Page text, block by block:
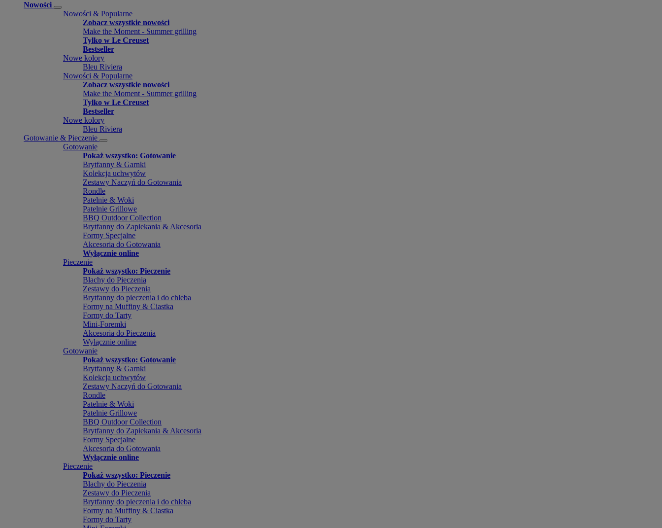
Nowości
Nowości & Popularne
Zobacz wszystkie nowości
Make the Moment - Summer grilling
Tylko w Le Creuset
Bestseller
Nowe kolory
Bleu Riviera
Nowości & Popularne
Zobacz wszystkie nowości
Make the Moment - Summer grilling
Tylko w Le Creuset
Bestseller
Nowe kolory
Bleu Riviera
Gotowanie & Pieczenie
Gotowanie
Pokaż wszystko: Gotowanie
Brytfanny & Garnki
Kolekcja uchwytów
Zestawy Naczyń do Gotowania
Rondle
Patelnie & Woki
Patelnie Grillowe
BBQ Outdoor Collection
Brytfanny do Zapiekania & Akcesoria
Formy Specjalne
Akcesoria do Gotowania
Wyłącznie online
Pieczenie
Pokaż wszystko: Pieczenie
Blachy do Pieczenia
Zestawy do Pieczenia
Brytfanny do pieczenia i do chleba
Formy na Muffiny & Ciastka
Formy do Tarty
Mini-Foremki
Akcesoria do Pieczenia
Wyłącznie online
Gotowanie
Pokaż wszystko: Gotowanie
Brytfanny & Garnki
Kolekcja uchwytów
Zestawy Naczyń do Gotowania
Rondle
Patelnie & Woki
Patelnie Grillowe
BBQ Outdoor Collection
Brytfanny do Zapiekania & Akcesoria
Formy Specjalne
Akcesoria do Gotowania
Wyłącznie online
Pieczenie
Pokaż wszystko: Pieczenie
Blachy do Pieczenia
Zestawy do Pieczenia
Brytfanny do pieczenia i do chleba
Formy na Muffiny & Ciastka
Formy do Tarty